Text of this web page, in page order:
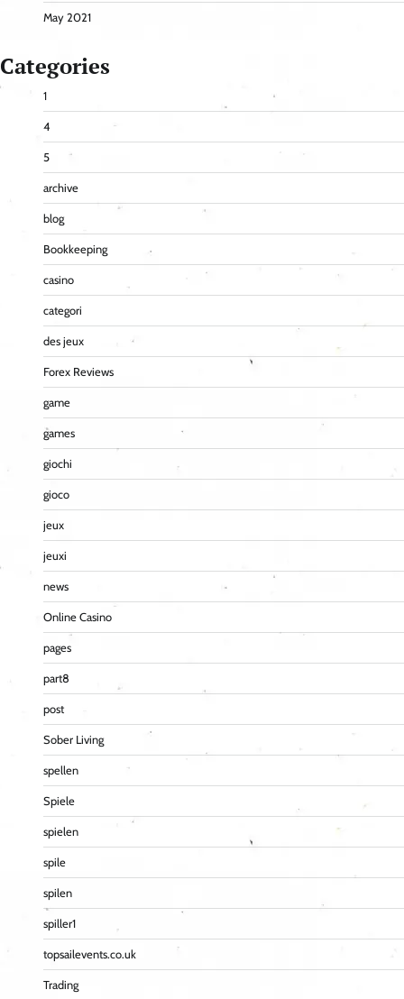
May 2021
Categories
1
4
5
archive
blog
Bookkeeping
casino
categori
des jeux
Forex Reviews
game
games
giochi
gioco
jeux
jeuxi
news
Online Casino
pages
part8
post
Sober Living
spellen
Spiele
spielen
spile
spilen
spiller1
topsailevents.co.uk
Trading